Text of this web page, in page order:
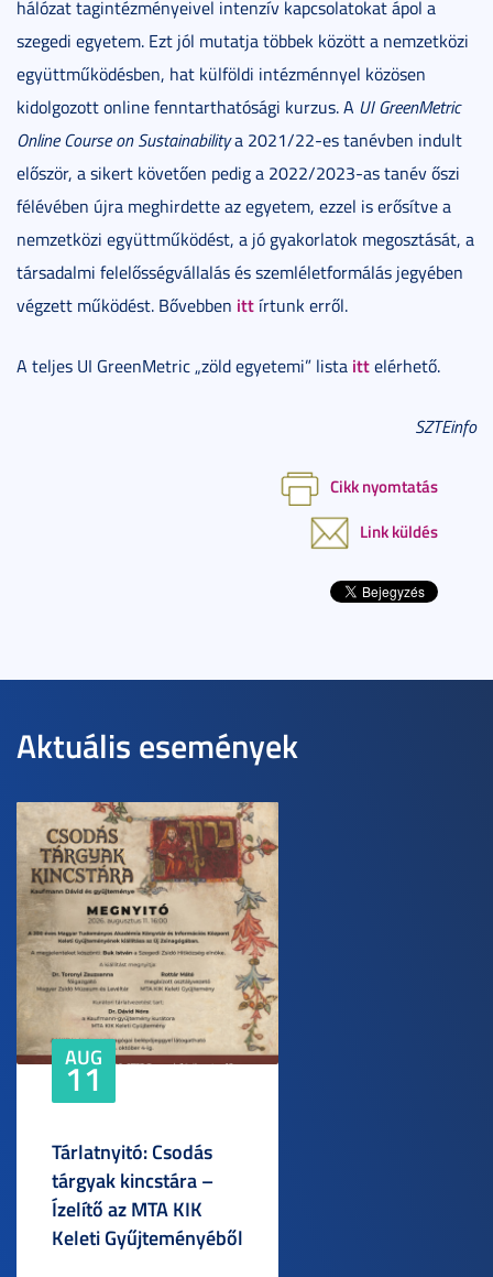
hálózat tagintézményeivel intenzív kapcsolatokat ápol a
szegedi egyetem. Ezt jól mutatja többek között a nemzetközi
együttműködésben, hat külföldi intézménnyel közösen
kidolgozott online fenntarthatósági kurzus. A UI GreenMetric
Online Course on Sustainabilitya 2021/22-es tanévben indult
először, a sikert követően pedig a 2022/2023-as tanév őszi
félévében újra meghirdette az egyetem, ezzel is erősítve a
nemzetközi együttműködést, a jó gyakorlatok megosztását, a
társadalmi felelősségvállalás és szemléletformálás jegyében
végzett működést. Bővebben ittírtunk erről.
A teljes UI GreenMetric „zöld egyetemi” lista ittelérhető.
SZTEinfo
Cikk nyomtatás
Link küldés
Aktuális események
AUG
11
Tárlatnyitó: Csodás
tárgyak kincstára –
Ízelítő az MTA KIK
Keleti Gyűjteményéből